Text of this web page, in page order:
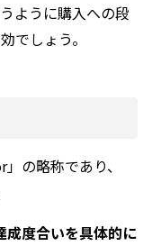
ように購入への段
でしょう。
の略称であり、
成度合いを具体的に